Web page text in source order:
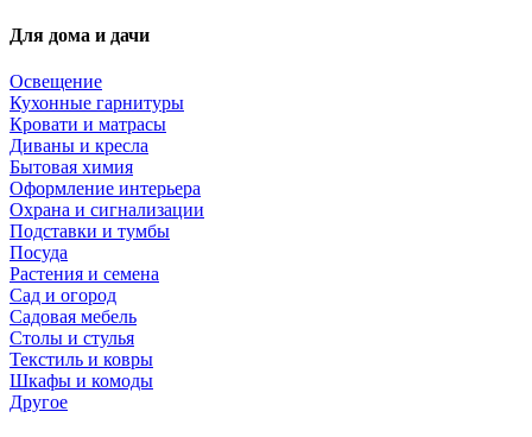
Для дома и дачи
Освещение
Кухонные гарнитуры
Кровати и матрасы
Диваны и кресла
Бытовая химия
Оформление интерьера
Охрана и сигнализации
Подставки и тумбы
Посуда
Растения и семена
Сад и огород
Садовая мебель
Столы и стулья
Текстиль и ковры
Шкафы и комоды
Другое